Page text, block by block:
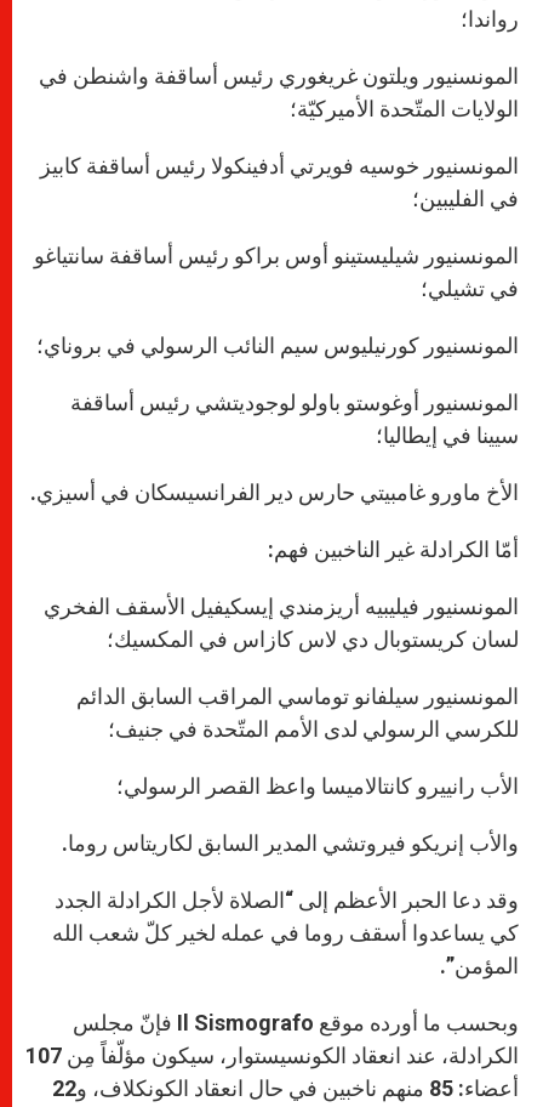
رواندا؛
المونسنيور ويلتون غريغوري رئيس أساقفة واشنطن في
الولايات المتّحدة الأميركيّة؛
المونسنيور خوسيه فويرتي أدفينكولا رئيس أساقفة كابيز
في الفليبين؛
المونسنيور شيليستينو أوس براكو رئيس أساقفة سانتياغو
في تشيلي؛
المونسنيور كورنيليوس سيم النائب الرسولي في بروناي؛
المونسنيور أوغوستو باولو لوجوديتشي رئيس أساقفة
سيينا في إيطاليا؛
الأخ ماورو غامبيتي حارس دير الفرانسيسكان في أسيزي.
أمّا الكرادلة غير الناخبين فهم:
المونسنيور فيليبيه أريزمندي إيسكيفيل الأسقف الفخري
لسان كريستوبال دي لاس كازاس في المكسيك؛
المونسنيور سيلفانو توماسي المراقب السابق الدائم
للكرسي الرسولي لدى الأمم المتّحدة في جنيف؛
الأب رانييرو كانتالاميسا واعظ القصر الرسولي؛
والأب إنريكو فيروتشي المدير السابق لكاريتاس روما.
وقد دعا الحبر الأعظم إلى “الصلاة لأجل الكرادلة الجدد
كي يساعدوا أسقف روما في عمله لخير كلّ شعب الله
المؤمن”.
وبحسب ما أورده موقع Il Sismografo فإنّ مجلس
الكرادلة، عند انعقاد الكونسيستوار، سيكون مؤلّفاً مِن 107
أعضاء: 85 منهم ناخبين في حال انعقاد الكونكلاف، و22